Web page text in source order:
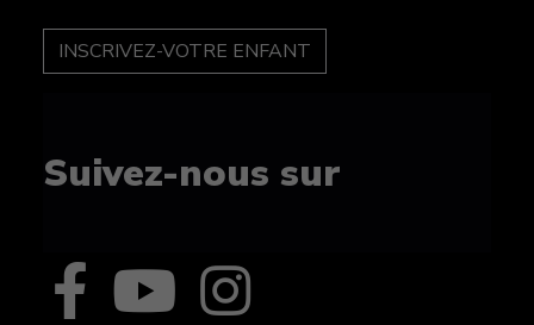
INSCRIPTION
Suivez-nous sur